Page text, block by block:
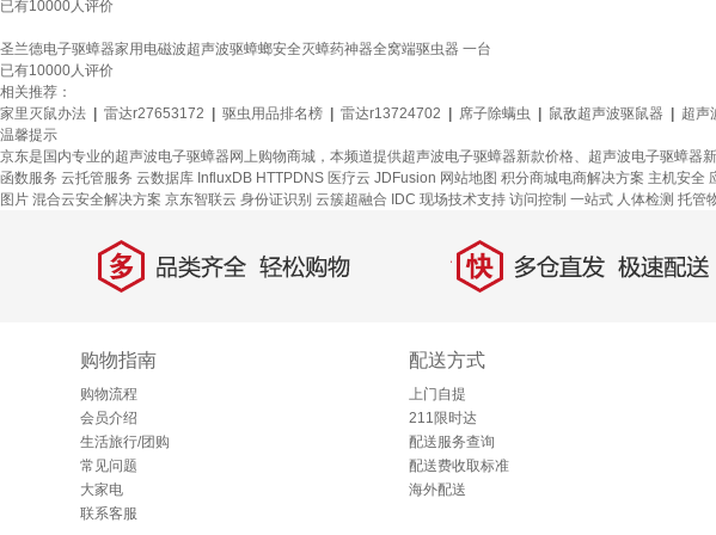
已有10000人评价
圣兰德电子驱蟑器家用电磁波超声波驱蟑螂安全灭蟑药神器全窝端驱虫器 一台
已有10000人评价
相关推荐：
家里灭鼠办法
雷达r27653172 驱虫用品排名榜 雷达r13724702 席子除螨虫 鼠敌超声波驱鼠器 超声
温馨提示
京东是国内专业的超声波电子驱蟑器网上购物商城，本频道提供超声波电子驱蟑器新款价格、超声波电子驱蟑
函数服务 云托管服务 云数据库 InfluxDB HTTPDNS 医疗云 JDFusion 网站地图 积分商城电商解决方案 主机安全
图片 混合云安全解决方案 京东智联云 身份证识别 云簇超融合 IDC 现场技术支持 访问控制 一站式 人体检测 托管
多 品类齐全，轻松购物 快 多仓直发，极速配送
购物指南
购物流程
会员介绍
生活旅行/团购
常见问题
大家电
联系客服
配送方式
上门自提
211限时达
配送服务查询
配送费收取标准
海外配送